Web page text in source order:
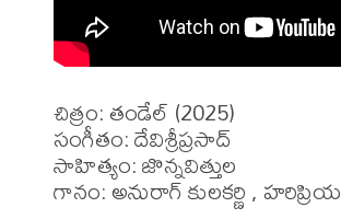
చిత్రం: తండేల్ (2025)
సంగీతం: దేవిశ్రీప్రసాద్
సాహిత్యం: జొన్నవిత్తుల
గానం: అనురాగ్ కులకర్ణి , హరిప్రియ